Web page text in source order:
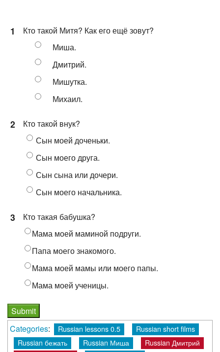
1
Кто такой Митя? Как его ещё зовут?
Миша.
Дмитрий.
Мишутка.
Михаил.
2
Кто такой внук?
Сын моей доченьки.
Сын моего друга.
Сын сына или дочери.
Сын моего начальника.
3
Кто такая бабушка?
Мама моей маминой подруги.
Папа моего знакомого.
Мама моей мамы или моего папы.
Мама моей ученицы.
Categories: Russian lessons 0.5
Russian short films
Russian бежать
Russian Миша
Russian Дмитрий